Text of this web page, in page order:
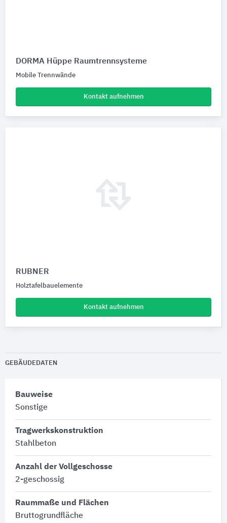
DORMA Hüppe Raumtrennsysteme
Mobile Trennwände
Kontakt aufnehmen
RUBNER
Holztafelbauelemente
Kontakt aufnehmen
GEBÄUDEDATEN
Bauweise
Sonstige
Tragwerkskonstruktion
Stahlbeton
Anzahl der Vollgeschosse
2-geschossig
Raummaße und Flächen
Bruttogrundfläche